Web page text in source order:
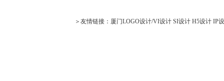
＞友情链接： 厦门LOGO设计/VI设计 SI设计 H5设计 IP